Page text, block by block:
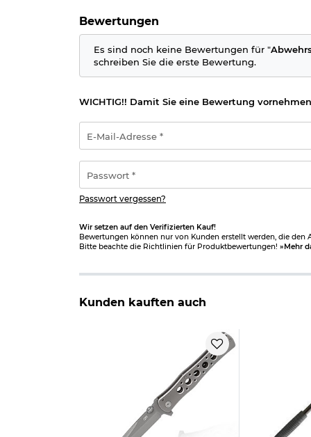
Tränengas bekannt.
Warnhinweise nach Verordnung (EG) Nr. 1272/
Herstellerinformationen
Bewertungen
Es sind noch keine Bewertungen für "
schreiben Sie die erste Bewertung.
WICHTIG!! Damit Sie eine Bewertung
Mail-
Adresse
*
Passwort vergessen?
Wir setzen auf den Verifizierten Kauf!
Bewertungen können nur von Kunden erstellt werden, die den
Bitte beachte die Richtlinien für Produktbewertungen! »Mehr
Kunden kauften auch